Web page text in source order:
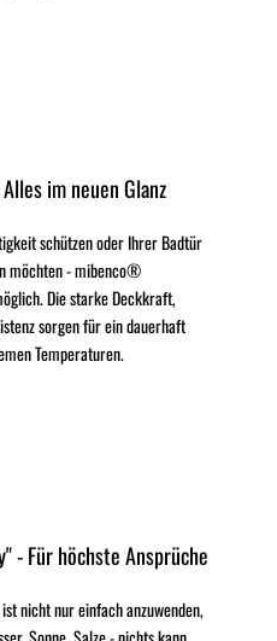
im neuen Glanz
schützen oder Ihrer Badtür
möchten - mibenco®
Die starke Deckkraft,
sorgen für ein dauerhaft
Temperaturen.
- Für höchste Ansprüche
nicht nur einfach anzuwenden,